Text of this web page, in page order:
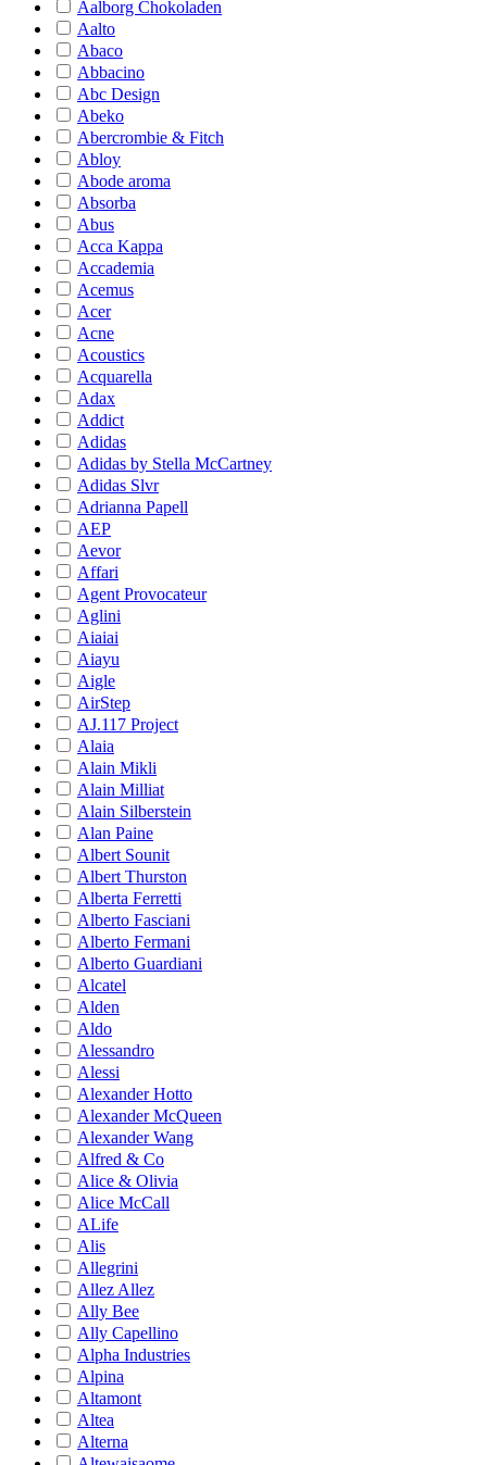
Aalborg Chokoladen
Aalto
Abaco
Abbacino
Abc Design
Abeko
Abercrombie & Fitch
Abloy
Abode aroma
Absorba
Abus
Acca Kappa
Accademia
Acemus
Acer
Acne
Acoustics
Acquarella
Adax
Addict
Adidas
Adidas by Stella McCartney
Adidas Slvr
Adrianna Papell
AEP
Aevor
Affari
Agent Provocateur
Aglini
Aiaiai
Aiayu
Aigle
AirStep
AJ.117 Project
Alaia
Alain Mikli
Alain Milliat
Alain Silberstein
Alan Paine
Albert Sounit
Albert Thurston
Alberta Ferretti
Alberto Fasciani
Alberto Fermani
Alberto Guardiani
Alcatel
Alden
Aldo
Alessandro
Alessi
Alexander Hotto
Alexander McQueen
Alexander Wang
Alfred & Co
Alice & Olivia
Alice McCall
ALife
Alis
Allegrini
Allez Allez
Ally Bee
Ally Capellino
Alpha Industries
Alpina
Altamont
Altea
Alterna